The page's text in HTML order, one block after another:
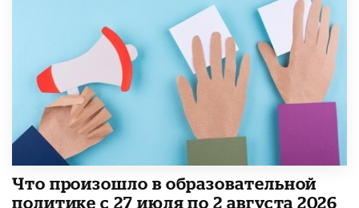
​Что произошло в образовательной
политике с 27 июля по 2 августа 2026